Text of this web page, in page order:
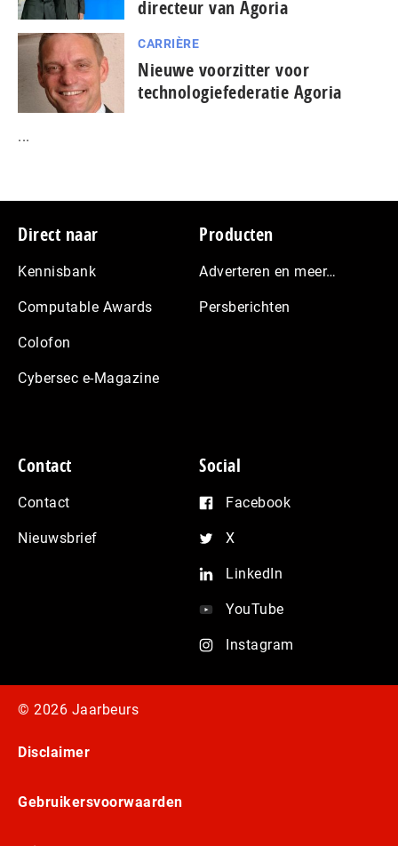
directeur van Agoria
CARRIÈRE
Nieuwe voorzitter voor
technologiefederatie Agoria
...
Footer
Direct naar
Kennisbank
Computable Awards
Colofon
Cybersec e-Magazine
Producten
Adverteren en meer…
Persberichten
Contact
Contact
Nieuwsbrief
Social
Facebook
X
LinkedIn
YouTube
Instagram
© 2026 Jaarbeurs
Disclaimer
Gebruikersvoorwaarden